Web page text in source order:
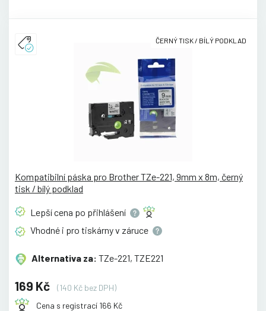
ČERNÝ TISK / BÍLÝ PODKLAD
Kompatibilní páska pro Brother TZe-221, 9mm x 8m, černý
tisk / bílý podklad
Lepší cena po přihlášení
Vhodné i pro tiskárny v záruce
Alternativa za: TZe-221, TZE221
169 Kč
(140 Kč bez DPH)
Cena s registrací 166 Kč